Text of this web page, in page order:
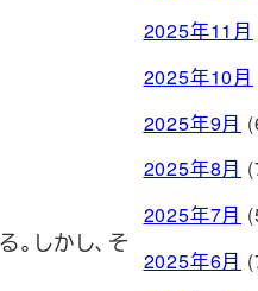
しかし、そ
2025年11月
2025年10月
2025年9月
2025年8月
2025年7月
2025年6月